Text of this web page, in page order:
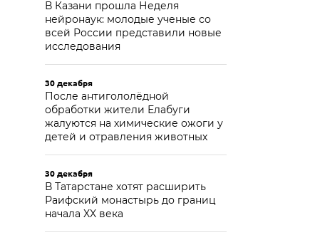
В Казани прошла Неделя
нейронаук: молодые ученые со
всей России представили новые
исследования
30 декабря
После антигололёдной
обработки жители Елабуги
жалуются на химические ожоги у
детей и отравления животных
30 декабря
В Татарстане хотят расширить
Раифский монастырь до границ
начала XX века